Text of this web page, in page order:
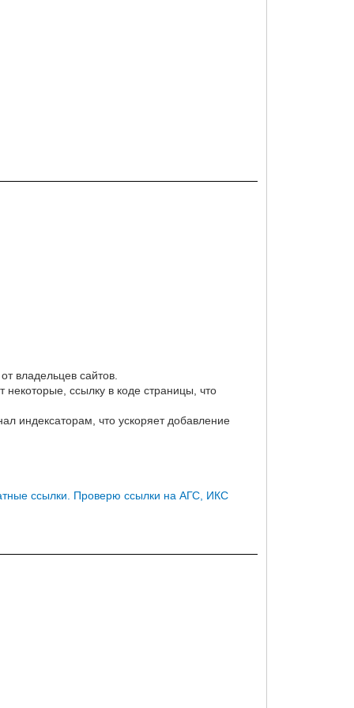
владельцев сайтов.
ссылку в коде страницы, что
индексаторам, что ускоряет добавление
ссылки. Проверю ссылки на АГС, ИКС